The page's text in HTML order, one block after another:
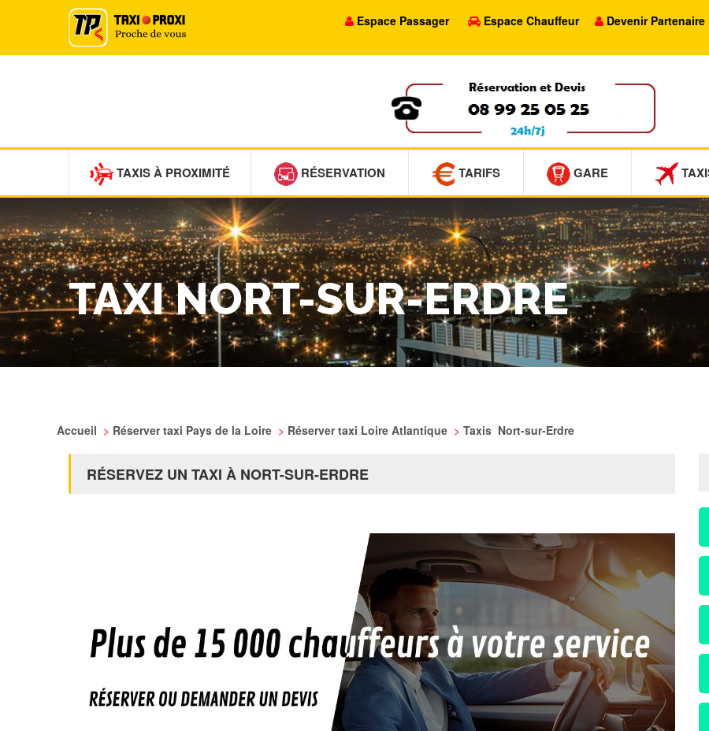
Espace Passager Espace Chauffeur Devenir Partenaire
TAXIS À PROXIMITÉ RÉSERVATION TARIFS GARE
TAXI NORT-SUR-ERDRE
Accueil > Réserver taxi Pays de la Loire > Réserver taxi Loire Atlantique > Taxis Nort-sur-Erdre
RÉSERVEZ UN TAXI À NORT-SUR-ERDRE